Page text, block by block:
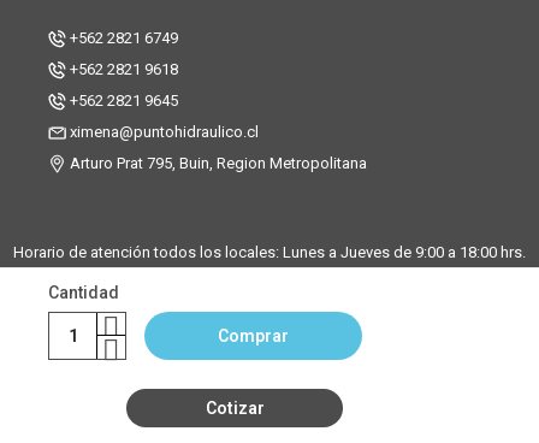
Cantidad
Comprar
Cotizar
+562 2821 6749
+562 2821 9618
+562 2821 9645
ximena@puntohidraulico.cl
Arturo Prat 795, Buin, Region Metropolitana
Horario de atención todos los locales: Lunes a Jueves de 9:00 a 18:00 hrs.
Desde octubre hasta febrero, trabajamos los sábados de 9:00 a 13:00
horas en la sucursal Buin. La sucursal de Santiago y Chicureo
permanecerá cerrada los sábados.
©Copyright Punto Hidráulico 2026|Mapa del sitio